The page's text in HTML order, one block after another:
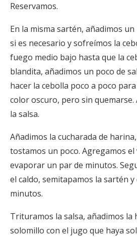
Reservamos.
En la misma sartén, añadimos un
si es necesario y sofreímos la
fuego medio bajo hasta que la
blandita, añadimos un poco de
hacer la cebolla poco a poco
color oscuro, pero sin quemarse.
la salsa.
Añadimos la cucharada de
tostamos un poco. Agregamos el
evaporar un par de minutos.
el caldo, semitapamos la sartén y
minutos.
Trituramos la salsa, añadimos la
solomillo con el jugo que haya